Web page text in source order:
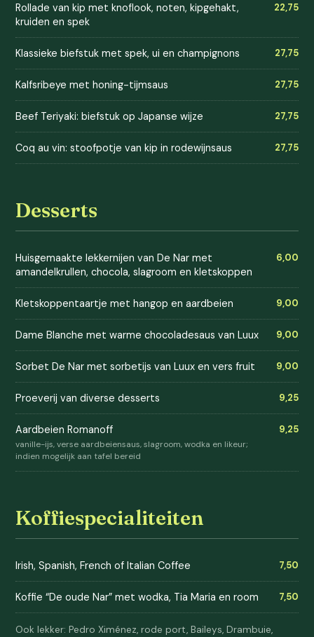
Rollade van kip met knoflook, noten, kipgehakt,
kruiden en spek
22,75
Klassieke biefstuk met spek, ui en champignons 27,75
Kalfsribeye met honing-tijmsaus 27,75
Beef Teriyaki: biefstuk op Japanse wijze 27,75
Coq au vin: stoofpotje van kip in rodewijnsaus 27,75
Desserts
Huisgemaakte lekkernijen van De Nar met
amandelkrullen, chocola, slagroom en kletskoppen
6,00
Kletskoppentaartje met hangop en aardbeien 9,00
Dame Blanche met warme chocoladesaus van Luux 9,00
Sorbet De Nar met sorbetijs van Luux en vers fruit 9,00
Proeverij van diverse desserts 9,25
Aardbeien Romanoff
vanille-ijs, verse aardbeiensaus, slagroom, wodka en likeur;
indien mogelijk aan tafel bereid
9,25
Koffiespecialiteiten
Irish, Spanish, French of Italian Coffee 7,50
Koffie “De oude Nar” met wodka, Tia Maria en room 7,50
Ook lekker: Pedro Ximénez, rode port, Baileys, Drambuie,